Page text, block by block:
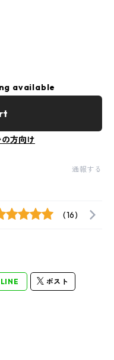
available
方向け
通報する
(16)
LINE ポスト